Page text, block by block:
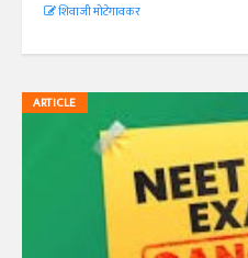
शिवाजी मोटेगावकर
ARTICLE